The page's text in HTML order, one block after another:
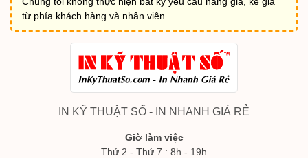
từ phía khách hàng và nhân viên
IN KỸ THUẬT SỐ - IN NHANH GIÁ RẺ
Giờ làm việc
Thứ 2 - Thứ 7 : 8h - 19h